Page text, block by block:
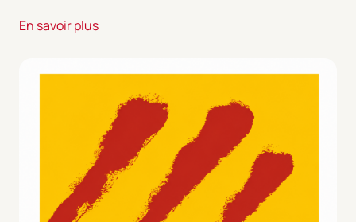
En savoir plus